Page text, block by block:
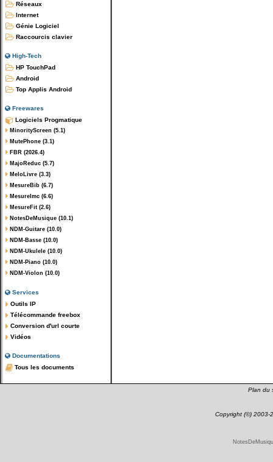
Réseaux
Internet
Génie Logiciel
Raccourcis clavier
High-Tech
HP TouchPad
Android
Top Applis Android
Freewares
Logiciels Progmatique
MinorityScreen (5.1)
MutePhone (3.1)
FBR (2026.4)
MajoReduc (5.7)
MeloLivre (3.3)
MesureBib (6.7)
MesureImc (6.6)
MesureFit (2.6)
NotesDeMusique (10.1)
NDM-Guitare (10.0)
NDM-Basse (10.0)
NDM-Ukulele (10.0)
NDM-Piano (10.0)
NDM-Violon (10.0)
Services
Outils IP
Télécommande freebox
Conversion d'url courte
Vidéos
Documentations
Tous les documents
Plan du
Copyright (©) 2003-